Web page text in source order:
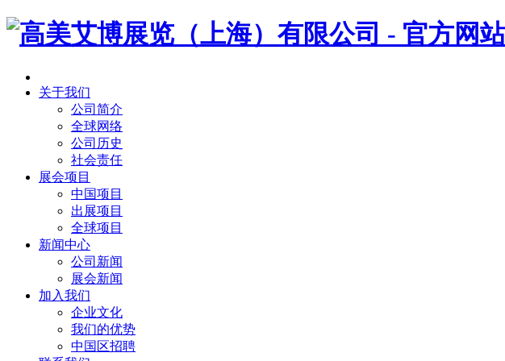
关于我们
公司简介
全球网络
公司历史
社会责任
展会项目
中国项目
出展项目
全球项目
新闻中心
公司新闻
展会新闻
加入我们
企业文化
我们的优势
中国区招聘